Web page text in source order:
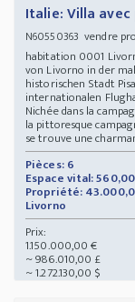
Italie: Villa
N60550363 vendre
habitation 0001
von Livorno in der
historischen Stadt
internationalen
Nichée dans la
la pittoresque
se trouve une
Pièces: 6
Espace vital:
Propriété:
Livorno
Prix:
1.150.000,00 €
~ 986.010,00 £
~ 1.272.130,00 $